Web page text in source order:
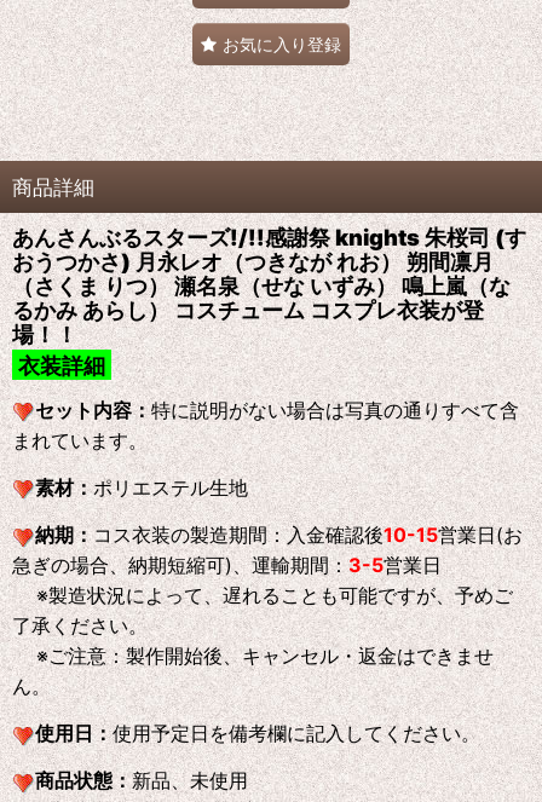
お気に入り登録
商品詳細
あんさんぶるスターズ!/!!感謝祭 knights 朱桜司 (す
おうつかさ) 月永レオ（つきなが れお） 朔間凛月
（さくま りつ） 瀬名泉（せな いずみ） 鳴上嵐（な
るかみ あらし） コスチューム コスプレ衣装が登
場！！
衣装詳細
セット内容：特に説明がない場合は写真の通りすべて含
まれています。
素材：ポリエステル生地
納期：コス衣装の製造期間：入金確認後10-15営業日(お
急ぎの場合、納期短縮可)、運輸期間：3-5営業日
※製造状況によって、遅れることも可能ですが、予めご
了承ください。
※ご注意：製作開始後、キャンセル・返金はできませ
ん。
使用日：使用予定日を備考欄に記入してください。
商品状態：新品、未使用